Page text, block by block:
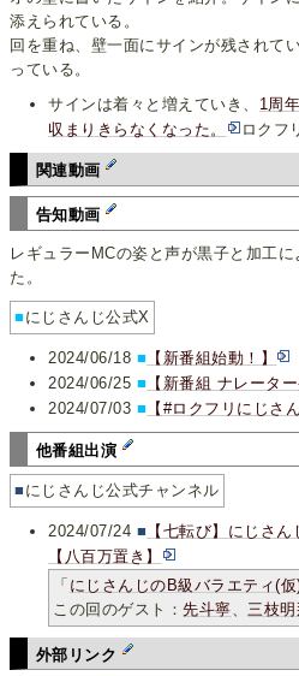
添えられている。
回を重ね、壁一面にサインが残されて
っている。
サインは着々と増えていき、 1周
収まりきらなくなった。
ロクフ
関連動画
告知動画
レギュラーMCの姿と声が黒子と加工
た。
■ にじさんじ公式X
2024/06/18 ■ 【新番組始動！】
2024/06/25 ■ 【新番組 ナレーター
2024/07/03 ■ 【#ロクフリにじさ
他番組出演
■ にじさんじ公式チャンネル
2024/07/24 ■ 【七転び】にじさ
【八百万置き】
「 にじさんじのB級バラエティ(仮
この回のゲスト：先斗寧 三枝
外部リンク